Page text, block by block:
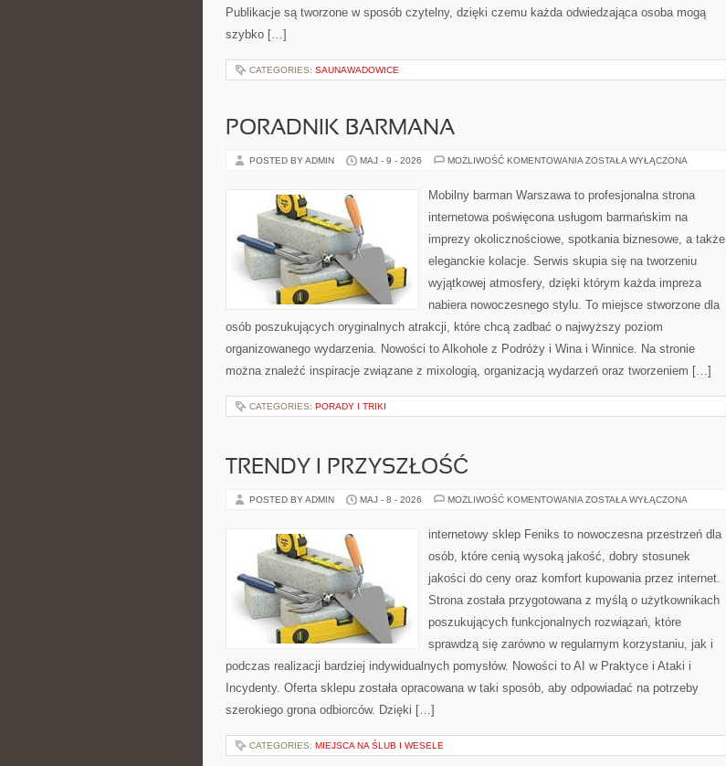
Publikacje są tworzone w sposób czytelny, dzięki czemu każda odwiedzająca osoba mogą
szybko […]
CATEGORIES: SAUNAWADOWICE
PORADNIK BARMANA
POSTED BY ADMIN MAJ - 9 - 2026 MOŻLIWOŚĆ KOMENTOWANIA PORADNIK
ZOSTAŁA WYŁĄCZONA
Mobilny barman Warszawa to profesjonalna strona
internetowa poświęcona usługom barmańskim na
imprezy okolicznościowe, spotkania biznesowe, a także
eleganckie kolacje. Serwis skupia się na tworzeniu
wyjątkowej atmosfery, dzięki którym każda impreza
nabiera nowoczesnego stylu. To miejsce stworzone dla
osób poszukujących oryginalnych atrakcji, które chcą zadbać o najwyższy poziom
organizowanego wydarzenia. Nowości to Alkohole z Podróży i Wina i Winnice. Na stronie
można znaleźć inspiracje związane z mixologią, organizacją wydarzeń oraz tworzeniem […]
CATEGORIES: PORADY I TRIKI
TRENDY I PRZYSZŁOŚĆ
POSTED BY ADMIN MAJ - 8 - 2026 MOŻLIWOŚĆ KOMENTOWANIA TRENDY
ZOSTAŁA WYŁĄCZONA
internetowy sklep Feniks to nowoczesna przestrzeń dla
osób, które cenią wysoką jakość, dobry stosunek
jakości do ceny oraz komfort kupowania przez internet.
Strona została przygotowana z myślą o użytkownikach
poszukujących funkcjonalnych rozwiązań, które
sprawdzą się zarówno w regularnym korzystaniu, jak i
podczas realizacji bardziej indywidualnych pomysłów. Nowości to AI w Praktyce i Ataki i
Incydenty. Oferta sklepu została opracowana w taki sposób, aby odpowiadać na potrzeby
szerokiego grona odbiorców. Dzięki […]
CATEGORIES: MIEJSCA NA ŚLUB I WESELE